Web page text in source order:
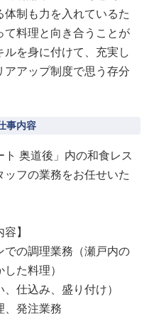
制も力を入れているた
て料理と向き合うことが
を身に付けて、充実し
アアップ制度で思う存分
事内容
ト 奥道後」内の和食レス
ッフの業務をお任せいた
】
での調理業務（瀬戸内の
た料理）
仕込み、盛り付け）
、発注業務